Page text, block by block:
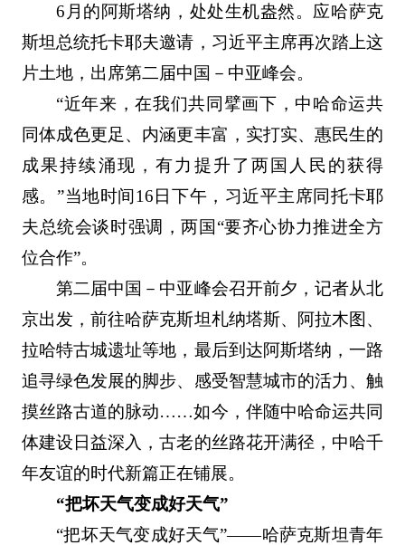
6月的阿斯塔纳，处处生机盎然。应哈萨克
斯坦总统托卡耶夫邀请，习近平主席再次踏上这
片土地，出席第二届中国－中亚峰会。
“近年来，在我们共同擘画下，中哈命运共
同体成色更足、内涵更丰富，实打实、惠民生的
成果持续涌现，有力提升了两国人民的获得
感。”当地时间16日下午，习近平主席同托卡耶
夫总统会谈时强调，两国“要齐心协力推进全方
位合作”。
第二届中国－中亚峰会召开前夕，记者从北
京出发，前往哈萨克斯坦札纳塔斯、阿拉木图、
拉哈特古城遗址等地，最后到达阿斯塔纳，一路
追寻绿色发展的脚步、感受智慧城市的活力、触
摸丝路古道的脉动……如今，伴随中哈命运共同
体建设日益深入，古老的丝路花开满径，中哈千
年友谊的时代新篇正在铺展。
“把坏天气变成好天气”
“把坏天气变成好天气”——哈萨克斯坦青年